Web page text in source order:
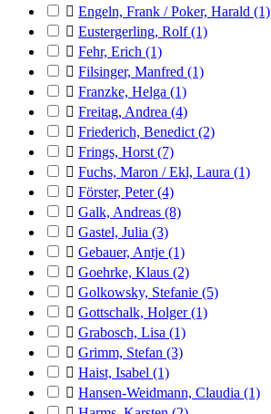
 Engeln, Frank / Poker, Harald (1)
 Eustergerling, Rolf(1)
 Fehr, Erich (1)
 Filsinger, Manfred (1)
 Franzke, Helga (1)
 Freitag, Andrea (4)
 Friederich, Benedict (2)
 Frings, Horst (7)
 Fuchs, Maron / Ekl, Laura (1)
 Förster, Peter(4)
 Galk, Andreas (8)
 Gastel, Julia (3)
 Gebauer, Antje (1)
 Goehrke, Klaus (2)
 Golkowsky, Stefanie (5)
 Gottschalk, Holger(1)
 Grabosch, Lisa (1)
 Grimm, Stefan (3)
 Haist, Isabel (1)
 Hansen-Weidmann, Claudia (1)